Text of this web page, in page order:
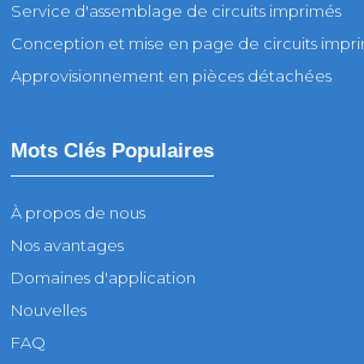
Service d'assemblage de circuits imprimés
Conception et mise en page de circuits
Approvisionnement en pièces détachées
Mots Clés Populaires
À propos de nous
Nos avantages
Domaines d'application
Nouvelles
FAQ